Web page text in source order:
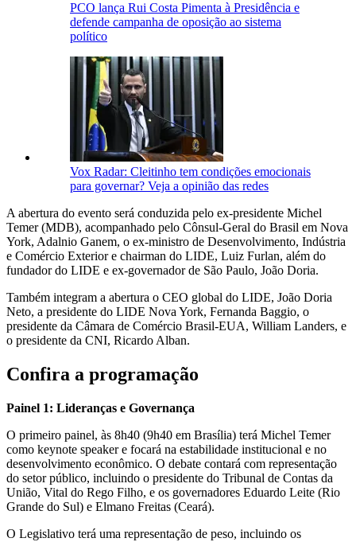
PCO lança Rui Costa Pimenta à Presidência e
defende campanha de oposição ao sistema
político
Vox Radar: Cleitinho tem condições emocionais
para governar? Veja a opinião das redes
A abertura do evento será conduzida pelo ex-presidente Michel
Temer (MDB), acompanhado pelo Cônsul-Geral do Brasil em Nova
York, Adalnio Ganem, o ex-ministro de Desenvolvimento, Indústria
e Comércio Exterior e chairman do LIDE, Luiz Furlan, além do
fundador do LIDE e ex-governador de São Paulo, João Doria.
Também integram a abertura o CEO global do LIDE, João Doria
Neto, a presidente do LIDE Nova York, Fernanda Baggio, o
presidente da Câmara de Comércio Brasil-EUA, William Landers, e
o presidente da CNI, Ricardo Alban.
Confira a programação
Painel 1: Lideranças e Governança
O primeiro painel, às 8h40 (9h40 em Brasília) terá Michel Temer
como keynote speaker e focará na estabilidade institucional e no
desenvolvimento econômico. O debate contará com representação
do setor público, incluindo o presidente do Tribunal de Contas da
União, Vital do Rego Filho, e os governadores Eduardo Leite (Rio
Grande do Sul) e Elmano Freitas (Ceará).
O Legislativo terá uma representação de peso, incluindo os